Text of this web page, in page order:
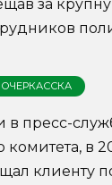
за
в пресс-
комитета, в
клиенту